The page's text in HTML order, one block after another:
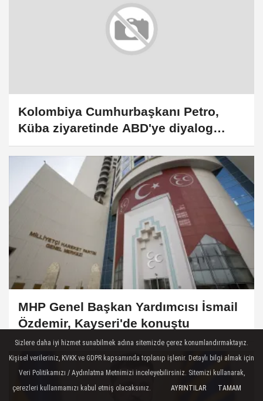
Kolombiya Cumhurbaşkanı Petro,
Küba ziyaretinde ABD'ye diyalog
çağrısında bulundu
MHP Genel Başkan Yardımcısı İsmail
Özdemir, Kayseri'de konuştu
Sizlere daha iyi hizmet sunabilmek adına sitemizde çerez konumlandırmaktayız.
Kişisel verileriniz, KVKK ve GDPR kapsamında toplanıp işlenir. Detaylı bilgi almak için
Veri Politikamızı / Aydınlatma Metnimizi inceleyebilirsiniz. Sitemizi kullanarak,
çerezleri kullanmamızı kabul etmiş olacaksınız.
AYRINTILAR TAMAM